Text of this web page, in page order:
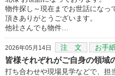
物件探し～現在までお世話になっ
頂きありがとうございます。
他社さんでも物件…
2026年05月14日 注 文 お手
皆様それぞれがご自身の領域
打ち合わせや現場見学などで、担